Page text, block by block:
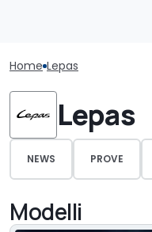
Home Lepas
Lepas
NEWS PROVE
Modelli